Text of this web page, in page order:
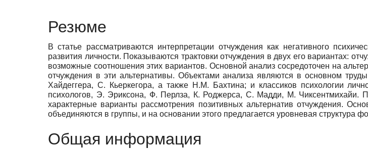
Резюме
В статье рассматриваются интерпретации отчуждения как негативного
развития личности. Показываются трактовки отчуждения в двух его вариантах:
возможные соотношения этих вариантов. Основной анализ сосредоточен на
отчуждения в эти альтернативы. Объектами анализа являются в основном
Хайдеггера, С. Кьеркегора, а также Н.М. Бахтина; и классиков психологии
психологов, Э. Эриксона, Ф. Перлза, К. Роджерса, С. Мадди, М. Чиксентмихайи.
характерные варианты рассмотрения позитивных альтернатив отчуждения.
объединяются в группы, и на основании этого предлагается уровневая структура
Общая информация